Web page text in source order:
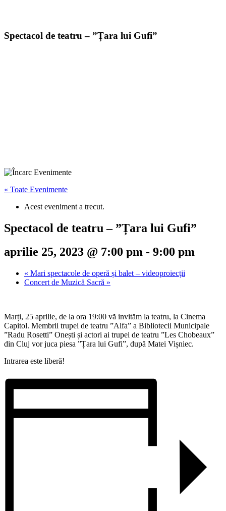
Spectacol de teatru – ”Țara lui Gufi”
« Toate Evenimente
Acest eveniment a trecut.
Spectacol de teatru – ”Țara lui Gufi”
aprilie 25, 2023 @ 7:00 pm - 9:00 pm
« Mari spectacole de operă și balet – videoproiecții
Concert de Muzică Sacră »
Marți, 25 aprilie, de la ora 19:00 vă invităm la teatru, la Cinema
Capitol. Membrii trupei de teatru ”Alfa” a Bibliotecii Municipale
”Radu Rosetti” Onești și actori ai trupei de teatru ”Les Chobeaux”
din Cluj vor juca piesa ”Țara lui Gufi”, după Matei Vișniec.
Intrarea este liberă!